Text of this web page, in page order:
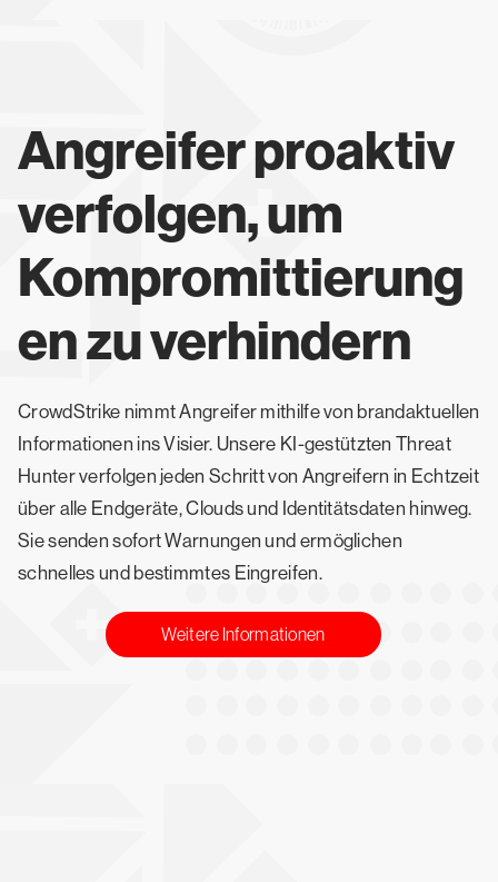
Angreifer proaktiv
verfolgen, um
Kompromittierung
en zu verhindern
CrowdStrike nimmt Angreifer mithilfe von brandaktuellen
Informationen ins Visier. Unsere KI-gestützten Threat
Hunter verfolgen jeden Schritt von Angreifern in Echtzeit
über alle Endgeräte, Clouds und Identitätsdaten hinweg.
Sie senden sofort Warnungen und ermöglichen
schnelles und bestimmtes Eingreifen.
Weitere Informationen